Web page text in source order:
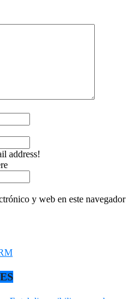
address!
y web en este navegador